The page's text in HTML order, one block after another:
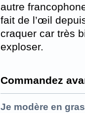
autre
fait de l’œil
craquer car très
exploser.
Commandez
Je modère en